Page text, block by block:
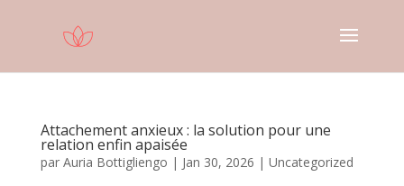
Attachement anxieux : la solution pour une
relation enfin apaisée
par Auria Bottigliengo | Jan 30, 2026 | Uncategorized